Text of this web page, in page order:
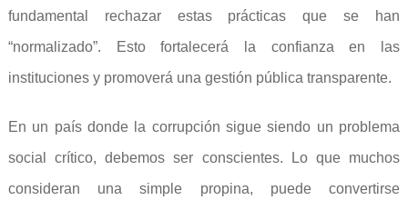
fundamental rechazar estas prácticas que se han
“normalizado”. Esto fortalecerá la confianza en las
instituciones y promoverá una gestión pública transparente.
En un país donde la corrupción sigue siendo un problema
social crítico, debemos ser conscientes. Lo que muchos
consideran una simple propina, puede convertirse